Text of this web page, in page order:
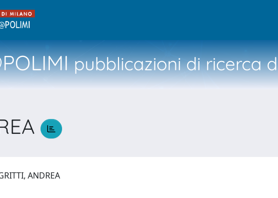
pubblicazioni di ricerca
ANDREA